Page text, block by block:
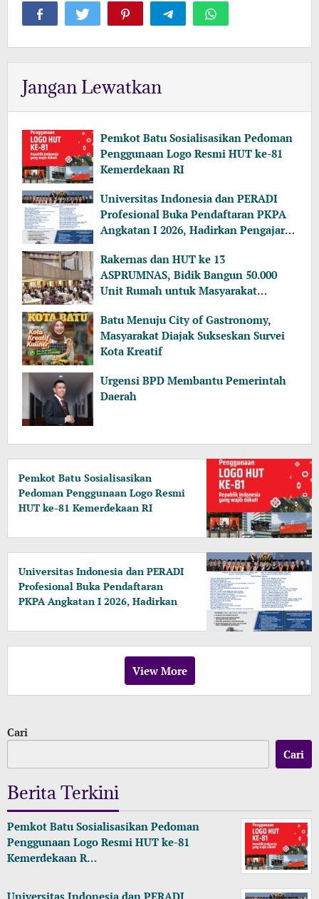
Jangan Lewatkan
Pemkot Batu Sosialisasikan Pedoman
Penggunaan Logo Resmi HUT ke-81
Kemerdekaan RI
Universitas Indonesia dan PERADI
Profesional Buka Pendaftaran PKPA
Angkatan I 2026, Hadirkan Pengajar
Rakernas dan HUT ke 13
ASPRUMNAS, Bidik Bangun 50.000
Unit Rumah untuk Masyarakat
Batu Menuju City of Gastronomy,
Masyarakat Diajak Sukseskan Survei
Kota Kreatif
Urgensi BPD Membantu Pemerintah
Daerah
Pemkot Batu Sosialisasikan
Pedoman Penggunaan Logo Resmi
HUT ke-81 Kemerdekaan RI
Universitas Indonesia dan PERADI
Profesional Buka Pendaftaran
PKPA Angkatan I 2026, Hadirkan
hingga KPK
View More
Cari
Cari
Berita Terkini
Pemkot Batu Sosialisasikan Pedoman
Penggunaan Logo Resmi HUT ke-81
Kemerdekaan R…